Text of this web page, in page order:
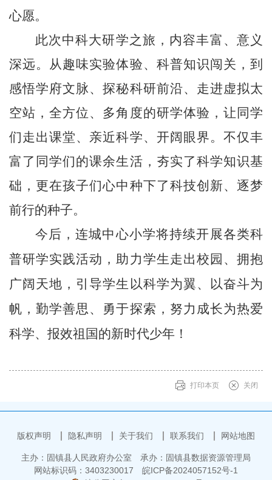
心愿。
此次中科大研学之旅，内容丰富、意义
深远。从趣味实验体验、科普知识闯关，到
感悟学府文脉、探秘科研前沿、走进虚拟太
空站，全方位、多角度的研学体验，让同学
们走出课堂、亲近科学、开阔眼界。不仅丰
富了同学们的课余生活，夯实了科学知识基
础，更在孩子们心中种下了科技创新、逐梦
前行的种子。
今后，连城中心小学将持续开展各类科
普研学实践活动，助力学生走出校园、拥抱
广阔天地，引导学生以科学为翼、以奋斗为
帆，勤学善思、勇于探索，努力成长为热爱
科学、报效祖国的新时代少年！
打印本页 关闭
版权声明 隐私声明 关于我们 联系我们 网站地图
主办：固镇县人民政府办公室
承办：固镇县数据资源管理局
网站标识码：3403230017
皖ICP备2024057152号-1